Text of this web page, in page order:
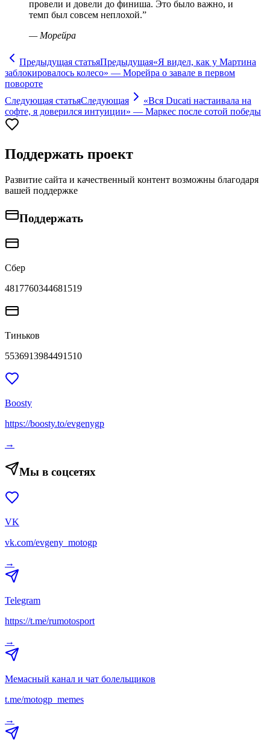
провели и довели до финиша. Это было важно, и
темп был совсем неплохой.”
— Морейра
Предыдущая статьяПредыдущая«Я видел, как у Мартина
заблокировалось колесо» — Морейра о завале в первом
повороте
Следующая статьяСледующая
«Вся Ducati настаивала на
софте, я доверился интуиции» — Маркес после сотой победы
Поддержать проект
Развитие сайта и качественный контент возможны благодаря
вашей поддержке
Поддержать
Сбер
4817760344681519
Тиньков
5536913984491510
Boosty
https://boosty.to/evgenygp
→
Мы в соцсетях
VK
vk.com/evgeny_motogp
→
Telegram
https://t.me/rumotosport
→
Мемасный канал и чат болельщиков
t.me/motogp_memes
→